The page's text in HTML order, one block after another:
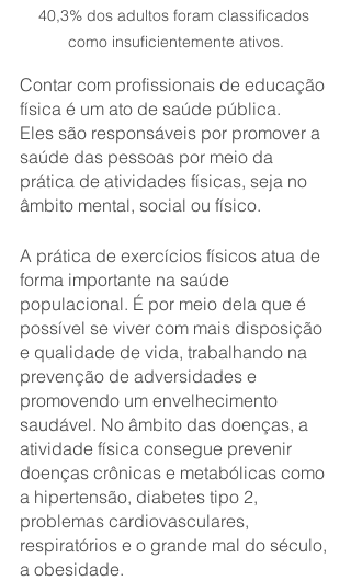
40,3% dos adultos foram classificados
como insuficientemente ativos.
Contar com profissionais de educação
física é um ato de saúde pública.
Eles são responsáveis por promover a
saúde das pessoas por meio da
prática de atividades físicas, seja no
âmbito mental, social ou físico.
A prática de exercícios físicos atua de
forma importante na saúde
populacional. É por meio dela que é
possível se viver com mais disposição
e qualidade de vida, trabalhando na
prevenção de adversidades e
promovendo um envelhecimento
saudável. No âmbito das doenças, a
atividade física consegue prevenir
doenças crônicas e metabólicas como
a hipertensão, diabetes tipo 2,
problemas cardiovasculares,
respiratórios e o grande mal do século,
a obesidade.